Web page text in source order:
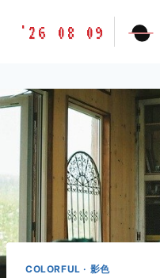
胶
味
道
LETSFILM
'26 08 09
COLORFUL · 影色